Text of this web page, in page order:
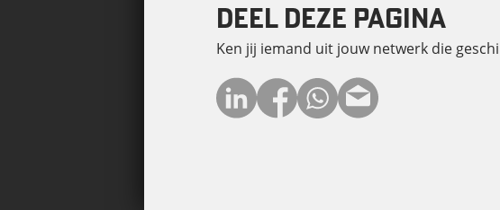
DEEL DEZE PAGINA
Ken jij iemand uit jouw netwerk die